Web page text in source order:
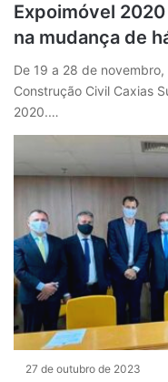
Expoimóvel
na mudança de
De 19 a 28 de
Construção Civil Caxias
2020.…
27 de outubro de 2023